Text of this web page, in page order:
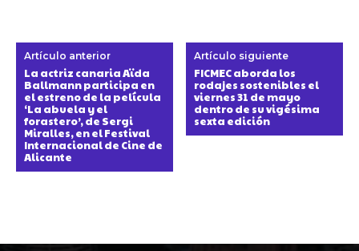
Artículo anterior
La actriz canaria Aïda
Ballmann participa en
el estreno de la película
‘La abuela y el
forastero’, de Sergi
Miralles, en el Festival
Internacional de Cine de
Alicante
Artículo siguiente
FICMEC aborda los
rodajes sostenibles el
viernes 31 de mayo
dentro de su vigésima
sexta edición